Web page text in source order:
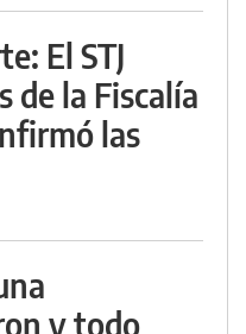
El STJ
de la Fiscalía
las
y todo